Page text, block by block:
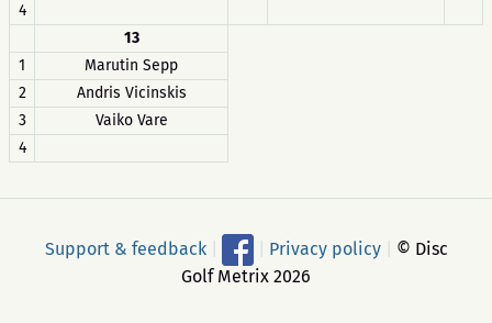
4
13
1
Marutin Sepp
2
Andris Vicinskis
3
Vaiko Vare
4
Support & feedback Privacy policy
© Disc
Golf Metrix 2026